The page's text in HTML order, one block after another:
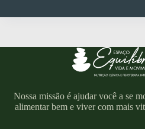
Nossa missão é ajudar você a se
alimentar bem e viver com mais